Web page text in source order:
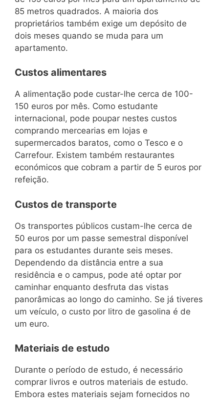
85 metros quadrados. A maioria dos
proprietários também exige um depósito de
dois meses quando se muda para um
apartamento.
Custos alimentares
A alimentação pode custar-lhe cerca de 100-
150 euros por mês. Como estudante
internacional, pode poupar nestes custos
comprando mercearias em lojas e
supermercados baratos, como o Tesco e o
Carrefour. Existem também restaurantes
económicos que cobram a partir de 5 euros por
refeição.
Custos de transporte
Os transportes públicos custam-lhe cerca de
50 euros por um passe semestral disponível
para os estudantes durante seis meses.
Dependendo da distância entre a sua
residência e o campus, pode até optar por
caminhar enquanto desfruta das vistas
panorâmicas ao longo do caminho. Se já tiveres
um veículo, o custo por litro de gasolina é de
um euro.
Materiais de estudo
Durante o período de estudo, é necessário
comprar livros e outros materiais de estudo.
Embora estes materiais sejam fornecidos no